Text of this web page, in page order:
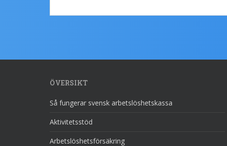
ÖVERSIKT
Så fungerar svensk arbetslöshetskassa
Aktivitetsstöd
Arbetslöshetsförsäkring